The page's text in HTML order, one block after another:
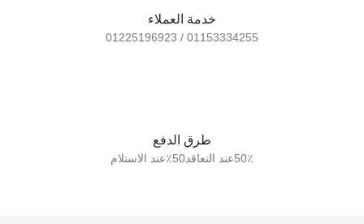
خدمة العملاء
01153334255 / 01225196923
طرق الدفع
50٪عند التعاقد50٪عند الاستلام